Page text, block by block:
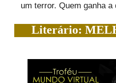
um terror. Quem ganha a
Literário: